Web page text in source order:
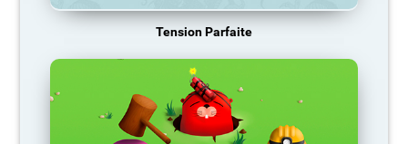
Tension Parfaite